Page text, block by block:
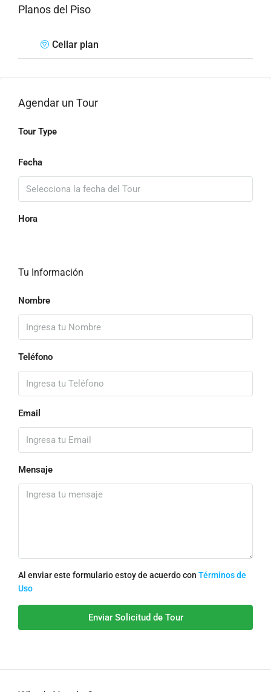
Planos del Piso
Cellar plan
Agendar un Tour
Tour Type
Fecha
Hora
Tu Información
Nombre
Teléfono
Email
Mensaje
Al enviar este formulario estoy de acuerdo con Términos de
Uso
Enviar Solicitud de Tour